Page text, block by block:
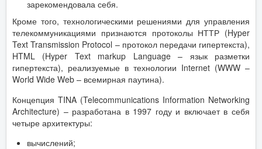
зарекомендовала себя.
Кроме того, технологическими решениями для управления
телекоммуникациями признаются протоколы НТТР (Hyper
Text Transmission Protocol – протокол передачи гипертекста),
HTML (Hyper Text markup Language – язык разметки
гипертекста), реализуемые в технологии Internet (WWW –
World Wide Web – всемирная паутина).
Концепция TINA (Telecommunications Information Networking
Architecture) – разработана в 1997 году и включает в себя
четыре архитектуры:
вычислений;